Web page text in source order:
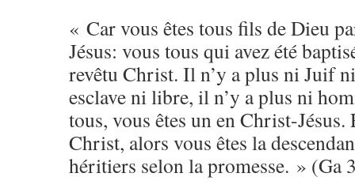
« Car vous êtes tous fils de Dieu
Jésus: vous tous qui avez été
revêtu Christ. Il n’y a plus ni Juif
esclave ni libre, il n’y a plus ni
tous, vous êtes un en Christ-Jésus.
Christ, alors vous êtes la
héritiers selon la promesse. » (Ga